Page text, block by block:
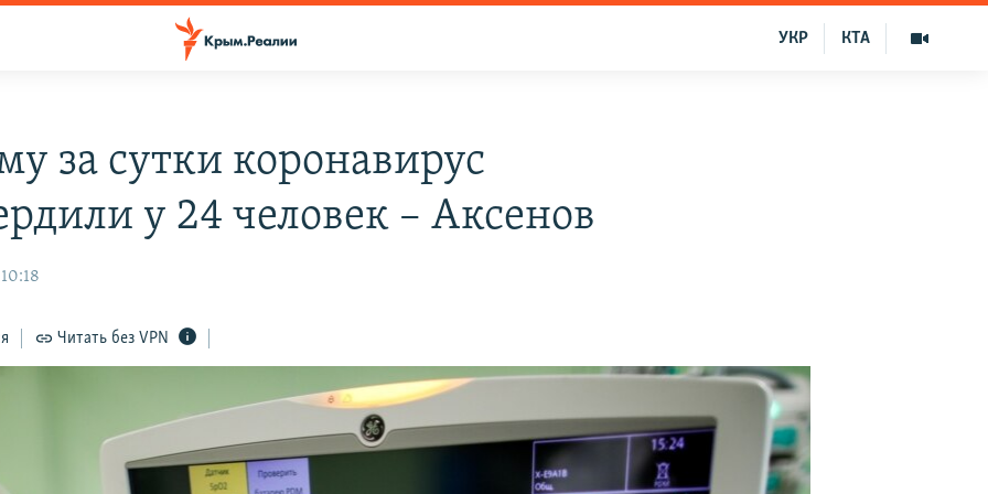
КТА
УКР
за сутки коронавирус
у 24 человек – Аксенов
Читать без VPN